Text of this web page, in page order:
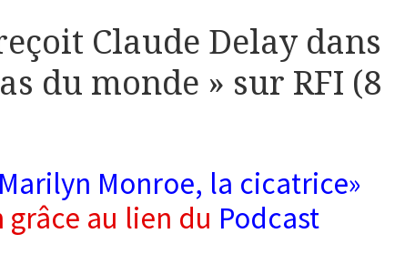
Claude Delay dans
du monde » sur RFI (8
Monroe, la cicatrice»
grâce au lien du Podcast